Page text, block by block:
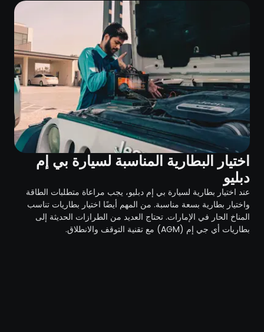
اختيار البطارية المناسبة لسيارة بي إم
دبليو
عند اختيار بطارية لسيارة بي إم دبليو، يجب مراعاة متطلبات الطاقة
واختيار بطارية بسعة مناسبة. من المهم أيضًا اختيار بطاريات تناسب
المناخ الحار في الإمارات. تحتاج العديد من الطرازات الحديثة إلى
بطاريات أي جي إم (AGM) مع تقنية التوقف والانطلاق.